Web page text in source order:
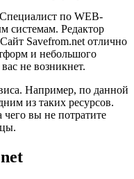
по WEB-
системам. Редактор
Savefrom.net отлично
и небольшого
не возникнет.
Например, по данной
из таких ресурсов.
вы не потратите